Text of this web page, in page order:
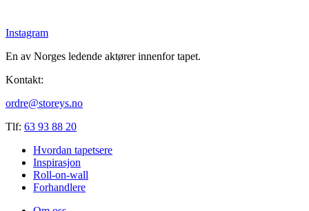
Instagram
En av Norges ledende aktører innenfor tapet.
Kontakt:
ordre@storeys.no
Tlf: 63 93 88 20
Hvordan tapetsere
Inspirasjon
Roll-on-wall
Forhandlere